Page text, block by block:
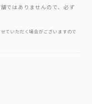
ではありませんので、必ず
ていただく場合がございますので